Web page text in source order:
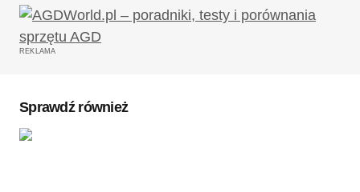
Twój adres email nie zostanie opublikowany.
Wymagane pola są oznaczone
REKLAMA
Sprawdź również